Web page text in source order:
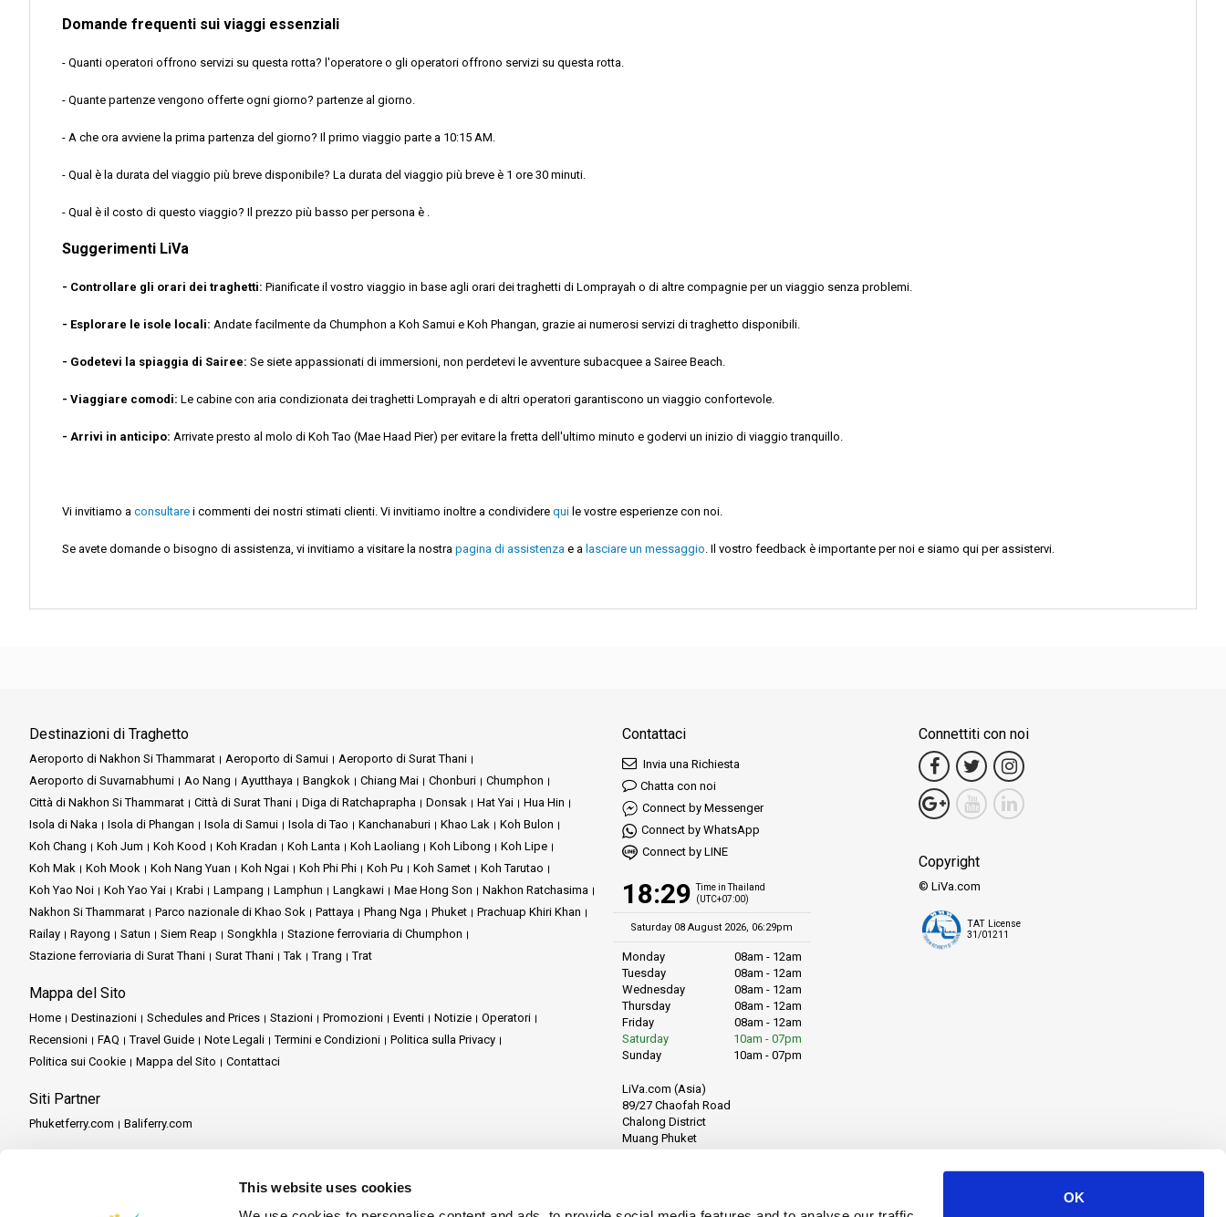
This website uses cookies
OK
Domande frequenti sui viaggi essenziali
- Quanti operatori offrono servizi su questa rotta? l'operatore o gli operatori offrono servizi su questa rotta.
- Quante partenze vengono offerte ogni giorno? partenze al giorno.
- A che ora avviene la prima partenza del giorno? Il primo viaggio parte a 10:15 AM.
- Qual è la durata del viaggio più breve disponibile? La durata del viaggio più breve è 1 ore 30 minuti.
- Qual è il costo di questo viaggio? Il prezzo più basso per persona è .
Suggerimenti LiVa
- Controllare gli orari dei traghetti: Pianificate il vostro viaggio in base agli orari dei traghetti di Lomprayah o di altre compagnie per un viaggio senza problemi.
- Esplorare le isole locali: Andate facilmente da Chumphon a Koh Samui e Koh Phangan, grazie ai numerosi servizi di traghetto disponibili.
- Godetevi la spiaggia di Sairee: Se siete appassionati di immersioni, non perdetevi le avventure subacquee a Sairee Beach.
- Viaggiare comodi: Le cabine con aria condizionata dei traghetti Lomprayah e di altri operatori garantiscono un viaggio confortevole.
- Arrivi in anticipo: Arrivate presto al molo di Koh Tao (Mae Haad Pier) per evitare la fretta dell'ultimo minuto e godervi un inizio di viaggio tranquillo.
Vi invitiamo a consultare i commenti dei nostri stimati clienti. Vi invitiamo inoltre a condividere qui le vostre esperienze con noi.
Se avete domande o bisogno di assistenza, vi invitiamo a visitare la nostra pagina di assistenza e a lasciare un messaggio. Il vostro feedback è importante per noi e siamo qui per assistervi.
Destinazioni di Traghetto
Aeroporto di Nakhon Si Thammarat Aeroporto di Samui
Aeroporto di Surat Thani
Aeroporto di Suvarnabhumi
Ao Nang Ayutthaya Bangkok Chiang Mai Chonburi
Chumphon
Città di Nakhon Si Thammarat
Città di Surat Thani Diga di Ratchaprapha Donsak Hat Yai
Hua Hin
Isola di Naka
Isola di Phangan Isola di Samui Isola di Tao Kanchanaburi Khao Lak
Koh Bulon
Koh Chang
Koh Jum Koh Kood Koh Kradan Koh Lanta Koh Laoliang Koh Libong
Koh Lipe
Koh Mak
Koh Mook Koh Nang Yuan Koh Ngai Koh Phi Phi Koh Pu Koh Samet
Koh Tarutao
Koh Yao Noi
Koh Yao Yai Krabi Lampang Lamphun Langkawi Mae Hong Son
Nakhon Ratchasima
Nakhon Si Thammarat
Parco nazionale di Khao Sok Pattaya Phang Nga Phuket
Prachuap Khiri Khan
Railay
Rayong Satun Siem Reap Songkhla
Stazione ferroviaria di Chumphon
Stazione ferroviaria di Surat Thani
Surat Thani Tak Trang Trat
Mappa del Sito
Home Destinazioni Schedules and Prices Stazioni Promozioni Eventi Notizie
Operatori
Recensioni
FAQ Travel Guide Note Legali Termini e Condizioni
Politica sulla Privacy
Politica sui Cookie
Mappa del Sito Contattaci
Siti Partner
Phuketferry.com Baliferry.com
Travel Agent Program
Contattaci
Invia una Richiesta
Chatta con noi
Connect by Messenger
Connect by WhatsApp
Connect by LINE
18:29 Time in Thailand
(UTC+07:00)
Saturday 08 August 2026, 06:29pm
Monday
08am - 12am
Tuesday
08am - 12am
Wednesday
08am - 12am
Thursday
08am - 12am
Friday
08am - 12am
Saturday
10am - 07pm
Sunday
10am - 07pm
LiVa.com (Asia)
89/27 Chaofah Road
Chalong District
Muang Phuket
Connettiti con noi
Copyright
© LiVa.com
TAT License
31/01211